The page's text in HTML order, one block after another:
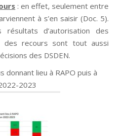
: en effet, seulement entre
à s’en saisir (Doc. 5).
d’autorisation des
recours sont tout aussi
des DSDEN.
donnant lieu à RAPO puis à
2023